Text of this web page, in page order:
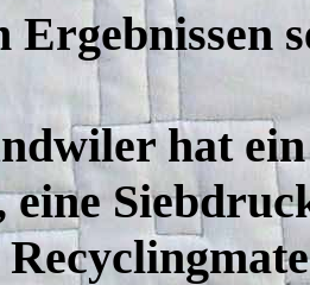
Ergebnissen
hat